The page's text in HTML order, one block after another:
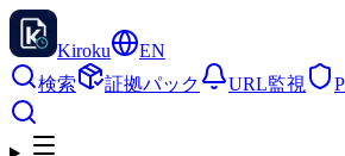
Kiroku
EN
検索
証拠パック URL監視